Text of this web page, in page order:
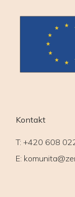
Kontakt
T: +420 608
E: